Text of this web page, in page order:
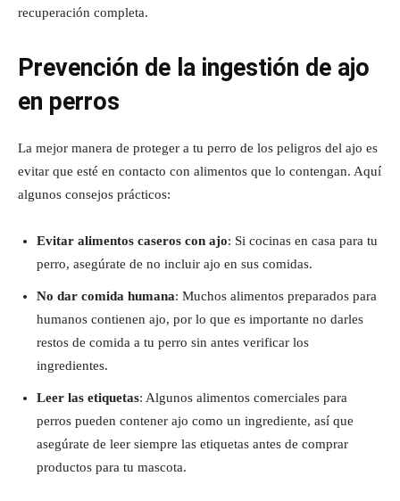
recuperación completa.
Prevención de la ingestión de ajo
en perros
La mejor manera de proteger a tu perro de los peligros del ajo es
evitar que esté en contacto con alimentos que lo contengan. Aquí
algunos consejos prácticos:
Evitar alimentos caseros con ajo: Si cocinas en casa para tu
perro, asegúrate de no incluir ajo en sus comidas.
No dar comida humana: Muchos alimentos preparados para
humanos contienen ajo, por lo que es importante no darles
restos de comida a tu perro sin antes verificar los
ingredientes.
Leer las etiquetas: Algunos alimentos comerciales para
perros pueden contener ajo como un ingrediente, así que
asegúrate de leer siempre las etiquetas antes de comprar
productos para tu mascota.